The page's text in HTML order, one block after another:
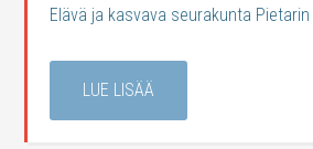
Elävä ja kasvava seurakunta
LUE LISÄÄ